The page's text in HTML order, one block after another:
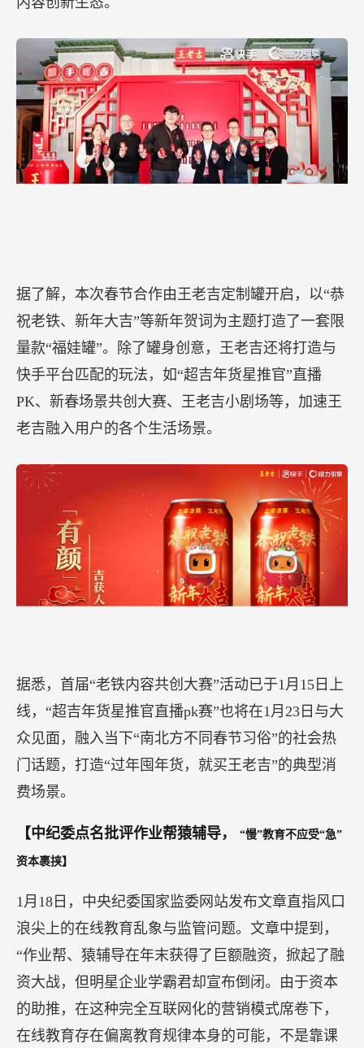
据了解，本次春节合作由王老吉定制罐开启，以“恭
祝老铁、新年大吉”等新年贺词为主题打造了一套限
量款“福娃罐”。除了罐身创意，王老吉还将打造与
快手平台匹配的玩法，如“超吉年货星推官”直播
PK、新春场景共创大赛、王老吉小剧场等，加速王
老吉融入用户的各个生活场景。
据悉，首届“老铁内容共创大赛”活动已于1月15日上
线，“超吉年货星推官直播pk赛”也将在1月23日与大
众见面，融入当下“南北方不同春节习俗”的社会热
门话题，打造“过年囤年货，就买王老吉”的典型消
费场景。
【中纪委点名批评作业帮猿辅导， “慢”教育不应受“急”
资本裹挟】
1月18日，中央纪委国家监委网站发布文章直指风口
浪尖上的在线教育乱象与监管问题。文章中提到，
“作业帮、猿辅导在年末获得了巨额融资，掀起了融
资大战，但明星企业学霸君却宣布倒闭。由于资本
的助推，在这种完全互联网化的营销模式席卷下，
在线教育存在偏离教育规律本身的可能，不是靠课